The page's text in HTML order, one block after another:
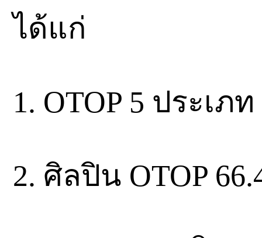
ได้แก่
1. OTOP 5 ประเภ
2. ศิลปิน OTOP